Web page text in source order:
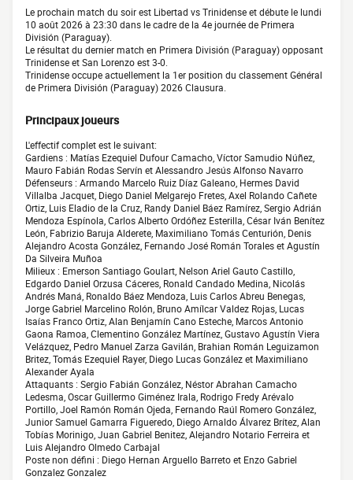
Le prochain match du soir est Libertad vs Trinidense et débute le lundi
10 août 2026 à 23:30 dans le cadre de la 4e journée de Primera
División (Paraguay).
Le résultat du dernier match en Primera División (Paraguay) opposant
Trinidense et San Lorenzo est 3-0.
Trinidense occupe actuellement la 1er position du classement Général
de Primera División (Paraguay) 2026 Clausura.
Principaux joueurs
L'effectif complet est le suivant:
Gardiens : Matías Ezequiel Dufour Camacho, Víctor Samudio Núñez,
Mauro Fabián Rodas Servín et Alessandro Jesús Alfonso Navarro
Défenseurs : Armando Marcelo Ruiz Díaz Galeano, Hermes David
Villalba Jacquet, Diego Daniel Melgarejo Fretes, Axel Rolando Cañete
Ortiz, Luis Eladio de la Cruz, Randy Daniel Báez Ramírez, Sergio Adrián
Mendoza Espínola, Carlos Alberto Ordóñez Esterilla, César Iván Benítez
León, Fabrizio Baruja Alderete, Maximiliano Tomás Centurión, Denis
Alejandro Acosta González, Fernando José Román Torales et Agustín
Da Silveira Muñoa
Milieux : Emerson Santiago Goulart, Nelson Ariel Gauto Castillo,
Edgardo Daniel Orzusa Cáceres, Ronald Candado Medina, Nicolás
Andrés Maná, Ronaldo Báez Mendoza, Luis Carlos Abreu Benegas,
Jorge Gabriel Marcelino Rolón, Bruno Amílcar Valdez Rojas, Lucas
Isaías Franco Ortiz, Alan Benjamín Cano Esteche, Marcos Antonio
Gaona Ramoa, Clementino González Martínez, Gustavo Agustín Viera
Velázquez, Pedro Manuel Zarza Gavilán, Brahian Román Leguizamon
Britez, Tomás Ezequiel Rayer, Diego Lucas González et Maximiliano
Alexander Ayala
Attaquants : Sergio Fabián González, Néstor Abrahan Camacho
Ledesma, Oscar Guillermo Giménez Irala, Rodrigo Fredy Arévalo
Portillo, Joel Ramón Román Ojeda, Fernando Raúl Romero González,
Junior Samuel Gamarra Figueredo, Diego Arnaldo Álvarez Brítez, Alan
Tobías Morinigo, Juan Gabriel Benitez, Alejandro Notario Ferreira et
Luis Alejandro Olmedo Carbajal
Poste non défini : Diego Hernan Arguello Barreto et Enzo Gabriel
Gonzalez Gonzalez